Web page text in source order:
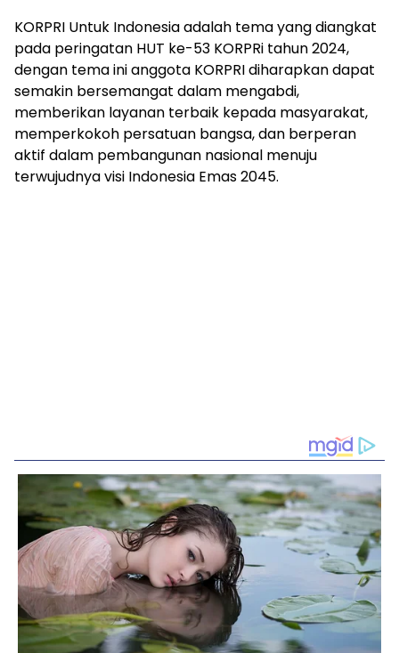
KORPRI Untuk Indonesia adalah tema yang diangkat
pada peringatan HUT ke-53 KORPRi tahun 2024,
dengan tema ini anggota KORPRI diharapkan dapat
semakin bersemangat dalam mengabdi,
memberikan layanan terbaik kepada masyarakat,
memperkokoh persatuan bangsa, dan berperan
aktif dalam pembangunan nasional menuju
terwujudnya visi Indonesia Emas 2045.